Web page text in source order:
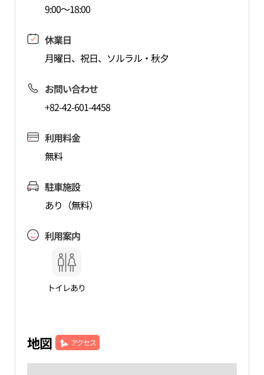
9:00～18:00
休業日
月曜日、祝日、ソルラル・秋夕
お問い合わせ
+82-42-601-4458
利用料金
無料
駐車施設
あり（無料）
利用案内
トイレあり
地図 アクセス